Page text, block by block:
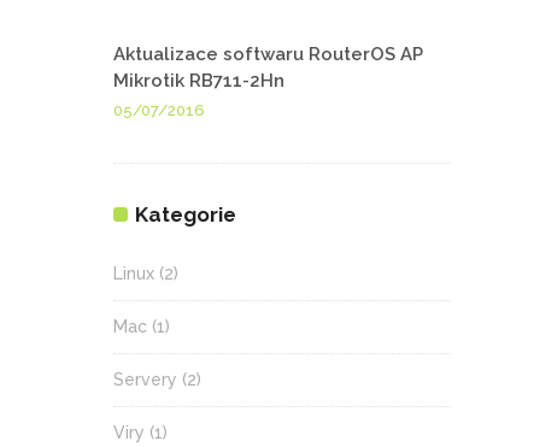
Aktualizace softwaru RouterOS AP
Mikrotik RB711-2Hn
05/07/2016
Kategorie
Linux (2)
Mac (1)
Servery (2)
Viry (1)